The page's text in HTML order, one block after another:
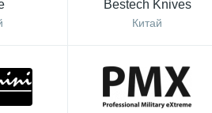
Bestech Knives
Китай